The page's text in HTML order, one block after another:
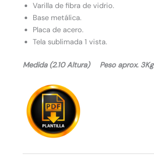
Varilla de fibra de vidrio.
Base metálica.
Placa de acero.
Tela sublimada 1 vista.
Medida (2.10 Altura) Peso aprox. 3Kg